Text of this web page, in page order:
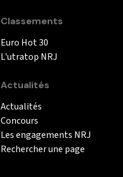
Classements
Euro Hot 30
L'utratop NRJ
Actualités
Actualités
Concours
Les engagements NRJ
Rechercher une page